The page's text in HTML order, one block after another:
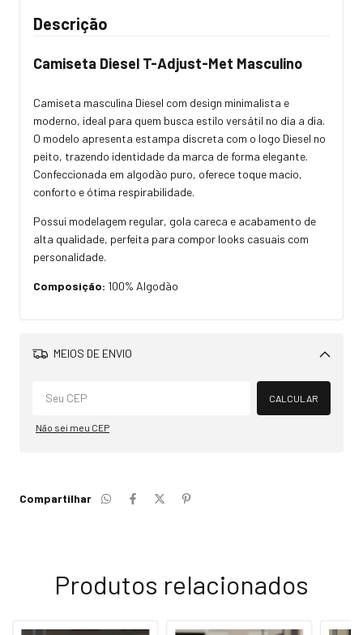
Descrição
Camiseta Diesel T-Adjust-Met Masculino
Camiseta masculina Diesel com design minimalista e
moderno, ideal para quem busca estilo versátil no dia a dia.
O modelo apresenta estampa discreta com o logo Diesel no
peito, trazendo identidade da marca de forma elegante.
Confeccionada em algodão puro, oferece toque macio,
conforto e ótima respirabilidade.
Possui modelagem regular, gola careca e acabamento de
alta qualidade, perfeita para compor looks casuais com
personalidade.
Composição: 100% Algodão
MEIOS DE ENVIO
Alterar CEP
CALCULAR
Não sei meu CEP
Compartilhar
Produtos relacionados